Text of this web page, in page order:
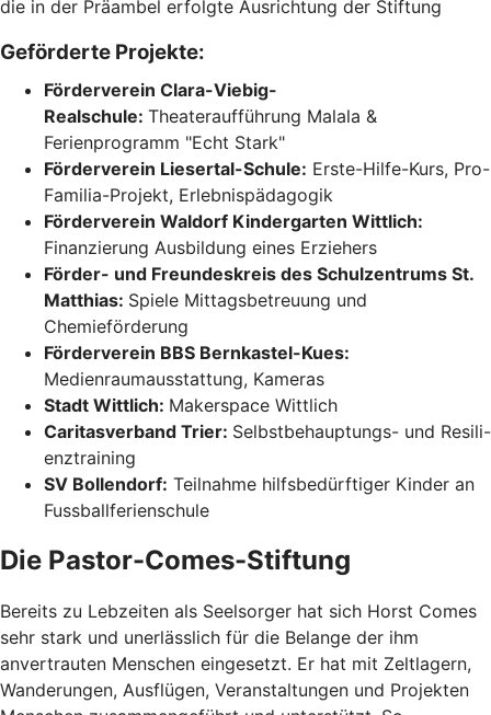
die in der Präambel erfolgte Ausrichtung der Stiftung
Geförderte Projekte:
Förderverein Clara-Viebig-
Realschule: Theateraufführung Malala &
Ferienprogramm "Echt Stark"
Förderverein Liesertal-Schule: Erste-Hilfe-Kurs, Pro-
Familia-Projekt, Erlebnispädagogik
Förderverein Waldorf Kindergarten Wittlich:
Finanzierung Ausbildung eines Erziehers
Förder- und Freundeskreis des Schulzentrums St.
Matthias: Spiele Mittagsbetreuung und
Chemieförderung
Förderverein BBS Bernkastel-Kues:
Medienraumausstattung, Kameras
Stadt Wittlich: Makerspace Wittlich
Caritasverband Trier: Selbstbehauptungs- und Resili-
enztraining
SV Bollendorf: Teilnahme hilfsbedürftiger Kinder an
Fussballferienschule
Die Pastor-Comes-Stiftung
Bereits zu Lebzeiten als Seelsorger hat sich Horst Comes
sehr stark und unerlässlich für die Belange der ihm
anvertrauten Menschen eingesetzt. Er hat mit Zeltlagern,
Wanderungen, Ausflügen, Veranstaltungen und Projekten